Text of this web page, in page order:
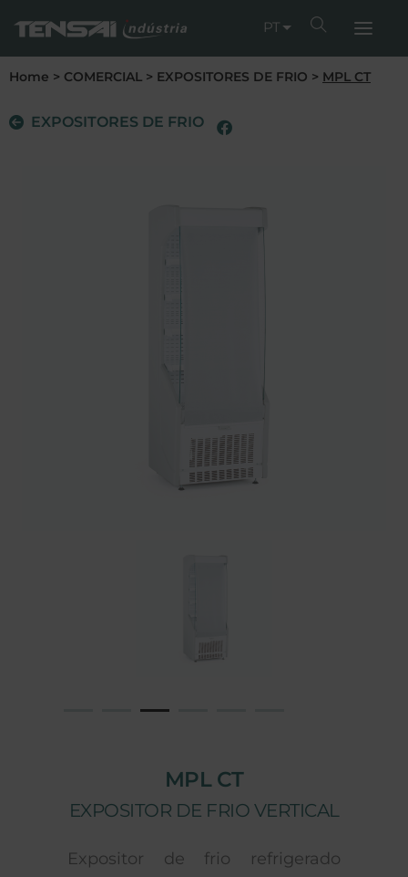
PT
Home > COMERCIAL > EXPOSITORES DE FRIO > MPL CT
EXPOSITORES DE FRIO
MPL CT
EXPOSITOR DE FRIO VERTICAL
Expositor de frio refrigerado